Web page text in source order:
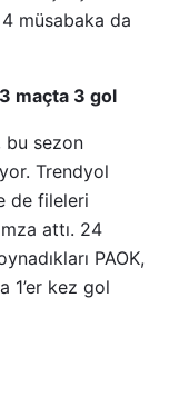
4 müsabaka da
maçta 3 gol
bu sezon
Trendyol
de fileleri
attı. 24
PAOK,
1’er kez gol